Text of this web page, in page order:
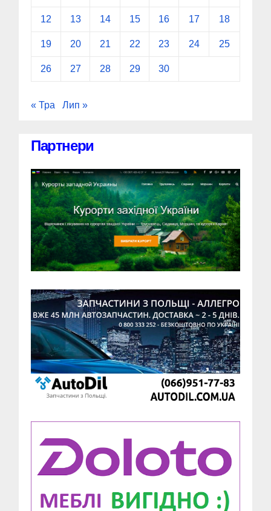
12 13 14 15 16 17 18
19 20 21 22 23 24 25
26 27 28 29 30
« Тра Лип »
Партнери